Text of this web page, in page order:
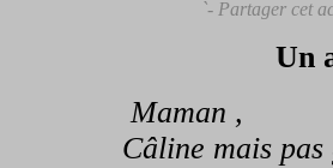
`- Partager cet
Un
Maman ,
Câline mais pas